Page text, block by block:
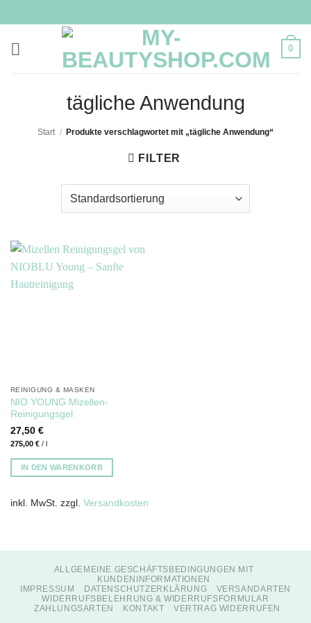
Inhalt
springen
0
tägliche Anwendung
Start / Produkte verschlagwortet mit „tägliche Anwendung“
FILTER
REINIGUNG & MASKEN
NIO YOUNG Mizellen-
Reinigungsgel
27,50 €
275,00 €/ l
IN DEN WARENKORB
inkl. MwSt. zzgl. Versandkosten
ALLGEMEINE GESCHÄFTSBEDINGUNGEN MIT
KUNDENINFORMATIONEN
IMPRESSUM
DATENSCHUTZERKLÄRUNG
VERSANDARTEN
WIDERRUFSBELEHRUNG & WIDERRUFSFORMULAR
ZAHLUNGSARTEN
KONTAKT VERTRAG WIDERRUFEN